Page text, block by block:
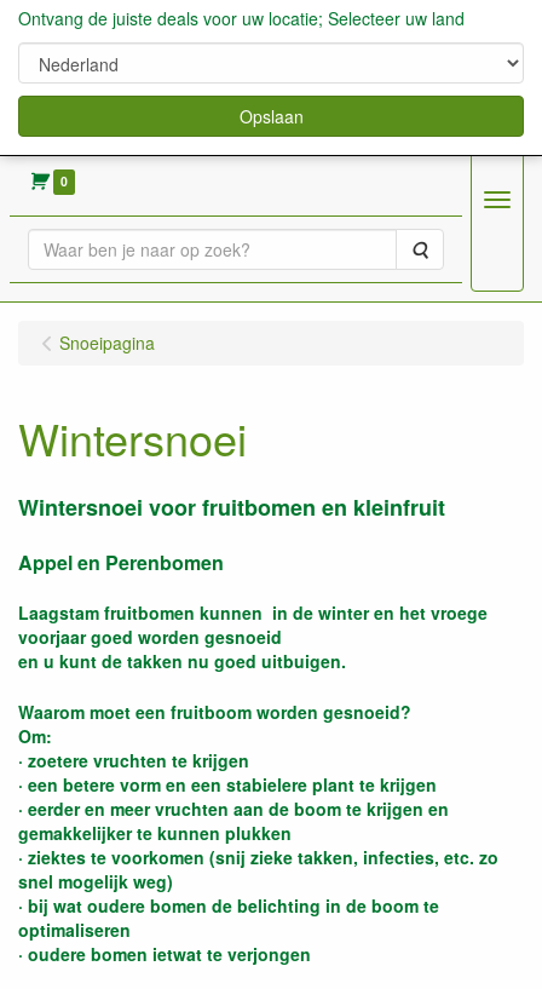
verkoop fruitbomen, bessen,aardbeien enz.
0
Zoeken
Menu
Snoeipagina
Wintersnoei
Wintersnoei voor fruitbomen en kleinfruit
Appel en Perenbomen
Laagstam fruitbomen kunnen in de winter en het vroege
voorjaar goed worden gesnoeid
en u kunt de takken nu goed uitbuigen.
Waarom moet een fruitboom worden gesnoeid?
Om:
· zoetere vruchten te krijgen
· een betere vorm en een stabielere plant te krijgen
· eerder en meer vruchten aan de boom te krijgen en
gemakkelijker te kunnen plukken
· ziektes te voorkomen (snij zieke takken, infecties, etc. zo
snel mogelijk weg)
· bij wat oudere bomen de belichting in de boom te
optimaliseren
· oudere bomen ietwat te verjongen
Ontvang de juiste deals voor uw locatie; Selecteer uw land
Opslaan